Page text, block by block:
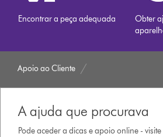
Encontrar a peça adequada
Obter
Apoio ao Cliente
A ajuda que procurava
Pode aceder a dicas e apoio online -